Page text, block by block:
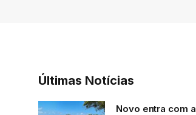
Últimas Notícias
Novo entra com